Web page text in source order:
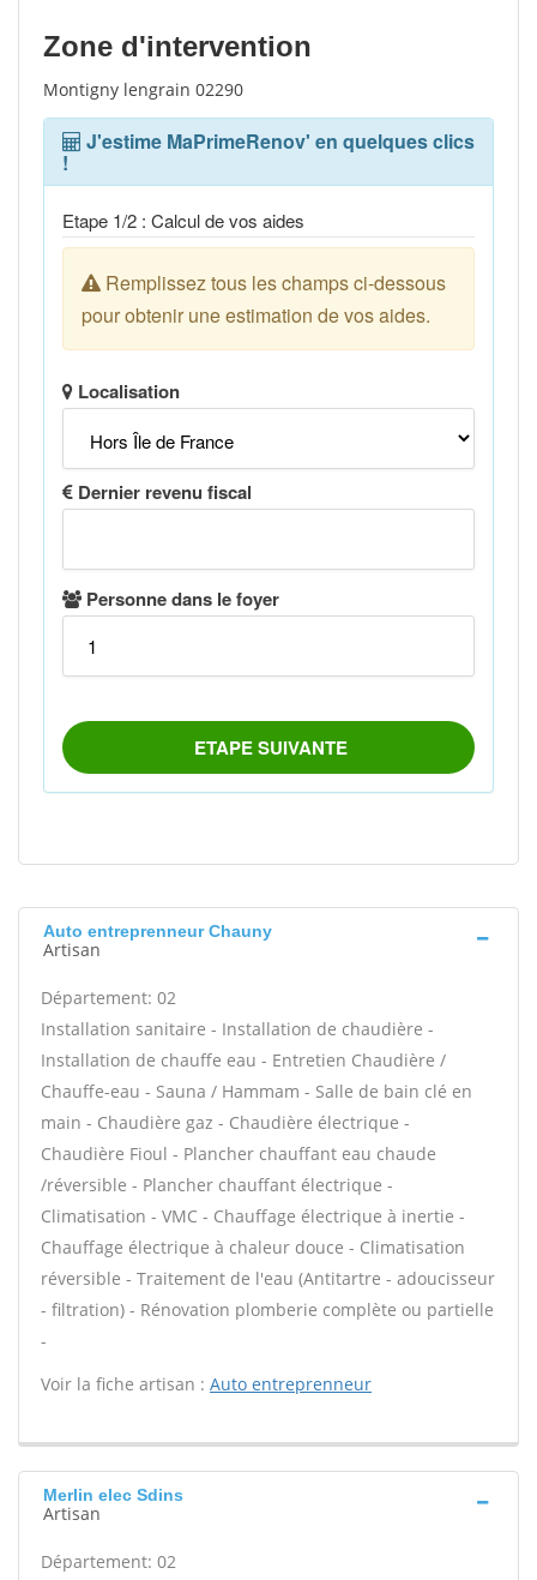
Zone d'intervention
Montigny lengrain 02290
Auto entreprenneur Chauny
Artisan
Département: 02
Installation sanitaire - Installation de chaudière -
Installation de chauffe eau - Entretien Chaudière /
Chauffe-eau - Sauna / Hammam - Salle de bain clé en
main - Chaudière gaz - Chaudière électrique -
Chaudière Fioul - Plancher chauffant eau chaude
/réversible - Plancher chauffant électrique -
Climatisation - VMC - Chauffage électrique à inertie -
Chauffage électrique à chaleur douce - Climatisation
réversible - Traitement de l'eau (Antitartre - adoucisseur
- filtration) - Rénovation plomberie complète ou partielle
-
Voir la fiche artisan : Auto entreprenneur
Merlin elec Sdins
Artisan
Département: 02